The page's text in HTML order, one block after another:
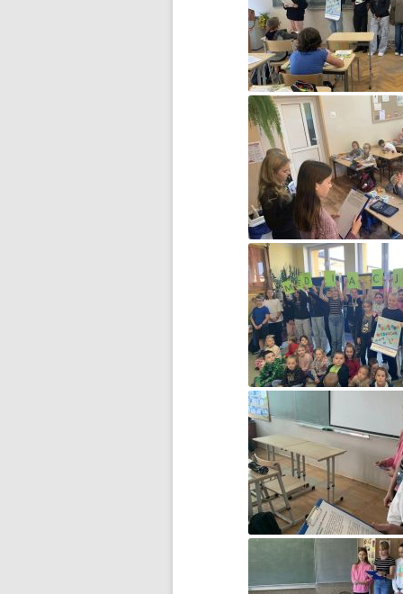
WAŻNE INFORMACJE
ESCAPE ROOM W BIBLIOTECE
F1N PUCHAR POLSKI
ROZPOCZĘTY
FERIE NA SPORTOWO!
FERIE ZIMOWE CZAS ZACZĄĆ!
FOTOSTORY Z PRUSEM –
KONKURS
GAZETKA „JEDYNECZKA”
GAZETKA SZKOLNA
„JEDYNECZKA-LATO”
HARMONOGRAM REKRUTACJI
DO SZKÓŁ
PONADPODSTAWOWYCH
II ETAP WOJEWÓDZKIEGO
KONKURSU CZYTELNICZEGO
„CZY ZNASZ…?”
INFORMACJA DLA RODZICÓW
INFORMACJA NA TEMAT